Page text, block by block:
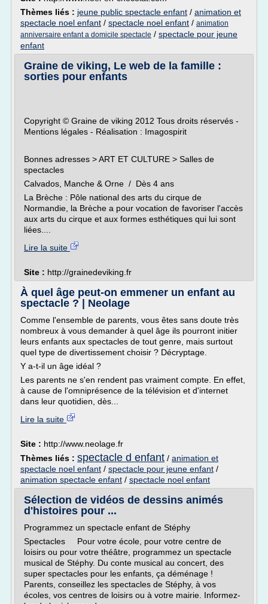
Thèmes liés : jeune public spectacle enfant / animation et
spectacle noel enfant / spectacle noel enfant / animation
anniversaire enfant a domicile spectacle / spectacle pour jeune
enfant
Graine de viking, Le web de la famille :
sorties pour enfants
Copyright © Graine de viking 2012 Tous droits réservés -
Mentions légales - Réalisation : Imagospirit
Bonnes adresses > ART ET CULTURE > Salles de
spectacles
Calvados, Manche & Orne / Dès 4 ans
La Brèche : Pôle national des arts du cirque de
Normandie, la Brèche a pour vocation de favoriser l'accès
aux arts du cirque et aux formes esthétiques qui lui sont
liées....
Lire la suite
Site : http://grainedeviking.fr
À quel âge peut-on emmener un enfant au
spectacle ? | Neolage
Comme l'ensemble de parents, vous êtes sans doute très
nombreux à vous demander à quel âge ils pourront initier
leurs enfants aux spectacles de tout genre, mais surtout
quel type de divertissement choisir ? Décryptage.
Y a-t-il un âge idéal ?
Les parents ne s'en rendent pas vraiment compte. En effet,
à cause de l'omniprésence de la télévision et d'internet
dans leur quotidien, dès...
Lire la suite
Site : http://www.neolage.fr
Thèmes liés : spectacle d enfant / animation et
spectacle noel enfant / spectacle pour jeune enfant /
animation spectacle enfant / spectacle noel enfant
Sélection de vidéos de dessins animés
d'histoires pour ...
Programmez un spectacle enfant de Stéphy
Spectacles Pour votre école, pour votre centre de
loisirs ou pour votre théâtre, programmez un spectacle
musical de Stéphy. Du conte musical au concert, des
super spectacles pour les enfants, ça déménage !
Parents, conseillez les spectacles de Stéphy, à vos
écoles, vos centres de loisirs ou à votre mairie. Informez-